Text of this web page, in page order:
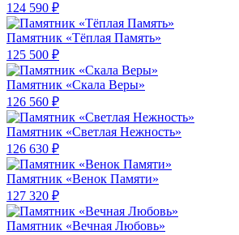
124 590 ₽
Памятник «Тёплая Память»
125 500 ₽
Памятник «Скала Веры»
126 560 ₽
Памятник «Светлая Нежность»
126 630 ₽
Памятник «Венок Памяти»
127 320 ₽
Памятник «Вечная Любовь»